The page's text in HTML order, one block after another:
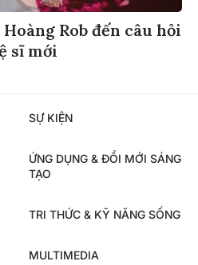
Rob đến câu hỏi
sĩ mới
SỰ KIỆN
ỨNG DỤNG & ĐỔI MỚI SÁNG
TẠO
TRI THỨC & KỸ NĂNG SỐNG
MULTIMEDIA